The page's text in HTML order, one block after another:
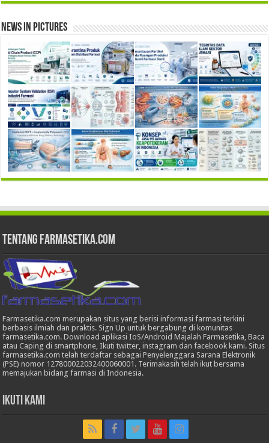
News in Pictures
Tentang Farmasetika.com
Farmasetika.com merupakan situs yang berisi informasi farmasi terkini
berbasis ilmiah dan praktis. Sign Up untuk bergabung di komunitas
farmasetika.com. Download aplikasi IoS/Android Majalah Farmasetika, Baca
atau Caping di smartphone, Ikuti twitter, instagram dan facebook kami. Situs
farmasetika.com telah terdaftar sebagai Penyelenggara Sarana Elektronik
(PSE) nomor 127800022032400060001. Terimakasih telah ikut bersama
memajukan bidang farmasi di Indonesia.
Ikuti Kami